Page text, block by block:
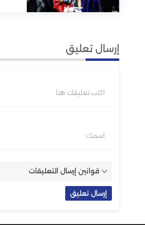
إرسال تعليق
اكتب تعليقك هنا
اسمك
قوانين إرسال التعليقات